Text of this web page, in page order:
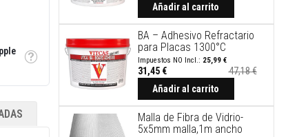
Tooltip
Añadir al carrito
BA – Adhesivo Refractario
para Placas 1300°C
Precio
31,45 €
25,99 €
47,18 €
Añadir al carrito
Malla de Fibra de Vidrio-
5x5mm malla,1m ancho